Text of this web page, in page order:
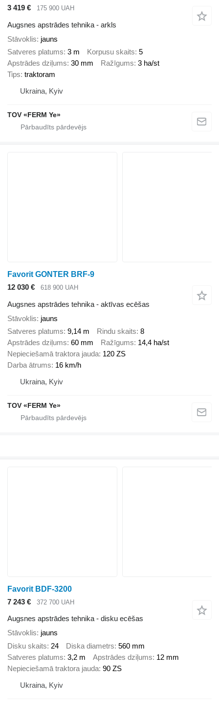
3 419 € 175 900 UAH
Augsnes apstrādes tehnika - arkls
Stāvoklis jauns
Satveres platums 3 m Korpusu skaits 5
Apstrādes dziļums 30 mm Ražīgums 3 ha/st
Tips traktoram
Ukraina, Kyiv
TOV «FERM Ye»
Favorit GONTER BRF-9
12 030 €
618 900 UAH
Augsnes apstrādes tehnika - aktīvas ecēšas
Stāvoklis jauns
Satveres platums 9,14 m Rindu skaits 8
Apstrādes dziļums 60 mm Ražīgums 14,4 ha/st
Nepieciešamā traktora jauda 120 ZS
Darba ātrums 16 km/h
Ukraina, Kyiv
TOV «FERM Ye»
Favorit BDF-3200
7 243 €
372 700 UAH
Augsnes apstrādes tehnika - disku ecēšas
Stāvoklis jauns
Disku skaits 24 Diska diametrs 560 mm
Satveres platums 3,2 m Apstrādes dziļums 12 mm
Nepieciešamā traktora jauda 90 ZS
Ukraina, Kyiv